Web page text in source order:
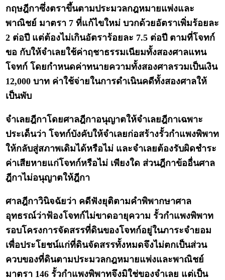
กฤษฎีกาซึ่งตราขึ้นตามประมวลกฎหมายแพ่งและ
พาณิชย์ มาตรา 7 ที่แก้ไขใหม่ บวกด้วยอัตราเพิ่มร้อยละ
2 ต่อปี แต่ต้องไม่เกินอัตราร้อยละ 7.5 ต่อปี ตามที่โจทก์
ขอ กับให้จำเลยใช้ค่าฤชาธรรมเนียมทั้งสองศาลแทน
โจทก์ โดยกำหนดค่าทนายความทั้งสองศาลรวมเป็นเงิน
12,000 บาท ค่าใช้จ่ายในการดำเนินคดีทั้งสองศาลให้
เป็นพับ
จำเลยฎีกาโดยศาลฎีกาอนุญาตให้จำเลยฎีกาเฉพาะ
ประเด็นว่า โจทก์บังคับให้จำเลยก่อสร้างรั้วกำแพงพิพาท
ให้กลับสู่สภาพเดิมได้หรือไม่ และจำเลยต้องรับผิดชำระ
ค่าเสียหายแก่โจทก์หรือไม่ เพียงใด ส่วนฎีกาข้ออื่นศาล
ฎีกาไม่อนุญาตให้ฎีกา
ศาลฎีกาวินิจฉัยว่า คดีฟังยุติตามคำพิพากษาศาล
อุทธรณ์ว่าฟ้องโจทก์ไม่ขาดอายุความ รั้วกำแพงพิพาท
รอบโครงการจัดสรรที่ดินของโจทก์อยู่ในภาระจำยอม
เพื่อประโยชน์แก่ที่ดินจัดสรรทั้งหมดจึงไม่ตกเป็นส่วน
ควบของที่ดินตามประมวลกฎหมายแพ่งและพาณิชย์
มาตรา 146 รั้วกำแพงพิพาทจึงมิใช่ของจำเลย แต่เป็น